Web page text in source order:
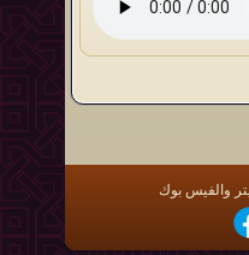
والفيس بوك